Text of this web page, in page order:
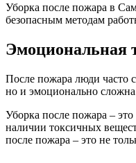
Уборка после пожара в
безопасным методам
Эмоциональная
После пожара люди часто
но и эмоционально
Уборка после пожара –
наличии токсичных
после пожара – это не